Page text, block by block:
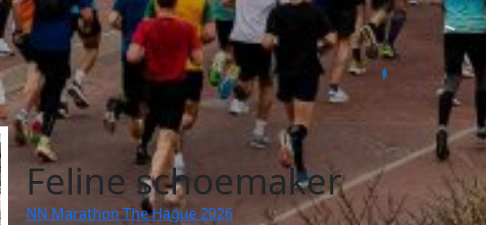
Feline schoemaker
NN Marathon The Hague 2026